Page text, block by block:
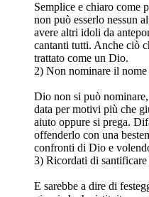
Semplice e chiaro come
non può esserlo nessun
avere altri idoli da
cantanti tutti. Anche ciò
trattato come un Dio.
2) Non nominare il
Dio non si può
data per motivi più che
aiuto oppure si prega.
offenderlo con una
confronti di Dio e
3) Ricordati di santificare
E sarebbe a dire di